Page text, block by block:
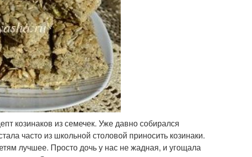
козинаков из семечек. Уже давно собирался
часто из школьной столовой приносить козинаки.
лучшее. Просто дочь у нас не жадная, и угощала